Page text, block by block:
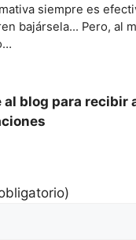
siempre es
bajársela... Pero, al
blog para recibir